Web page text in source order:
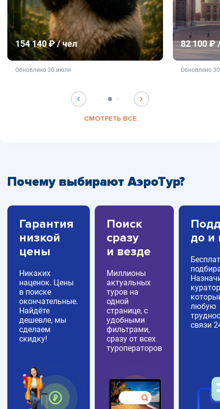
154 140 ₽ / чел
не является публичной офертой
Обновлено 30 июля
82 100 ₽
не
Обновлено
СМОТРЕТЬ ВСЕ
Почему выбирают АэроТур?
Гарантия
низкой
цены
Никаких
наценок. Цены
в поиске
окончательные.
Найдёте
дешевле, мы
сделаем
скидку!
Поиск
сразу
и везде
Миллионы
актуальных
туров на
одной
странице, с
удобными
фильтрами,
сразу от всех
туроператоров
до и
любую
связи